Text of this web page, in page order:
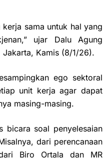
sama untuk hal yang
ujar Dalu Agung
Jakarta, Kamis (8/1/26).
ego sektoral
unit kerja agar dapat
masing-masing.
bicara soal penyelesaian
dari perencanaan
Biro Ortala dan MR